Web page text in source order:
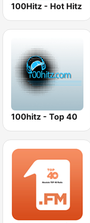
100Hitz - Hot Hitz
100hitz - Top 40